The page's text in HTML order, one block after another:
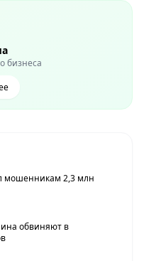
бизнеса
мошенникам 2,3 млн
обвиняют в